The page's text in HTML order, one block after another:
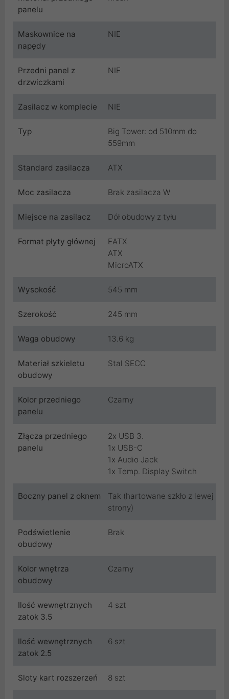
panelu
Maskownice na
napędy
NIE
Przedni panel z
drzwiczkami
NIE
Zasilacz w komplecie NIE
Typ
Big Tower: od 510mm do
559mm
Standard zasilacza ATX
Moc zasilacza Brak zasilacza W
Miejsce na zasilacz Dół obudowy z tyłu
Format płyty głównej
EATX
ATX
MicroATX
Wysokość 545 mm
Szerokość 245 mm
Waga obudowy 13.6 kg
Materiał szkieletu
obudowy
Stal SECC
Kolor przedniego
panelu
Czarny
Złącza przedniego
panelu
2x USB 3.
1x USB-C
1x Audio Jack
1x Temp. Display Switch
Boczny panel z oknem
Tak (hartowane szkło z lewej
strony)
Podświetlenie
obudowy
Brak
Kolor wnętrza
obudowy
Czarny
Ilość wewnętrznych
zatok 3.5
4 szt
Ilość wewnętrznych
zatok 2.5
6 szt
Sloty kart rozszerzeń 8 szt